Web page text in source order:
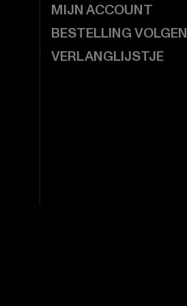
MIJN ACCOUNT
BESTELLING VOLGEN
VERLANGLIJSTJE